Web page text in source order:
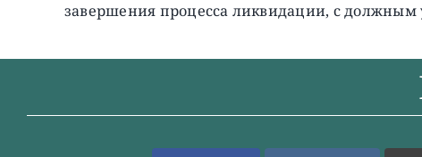
завершения процесса ликвидации, с должным